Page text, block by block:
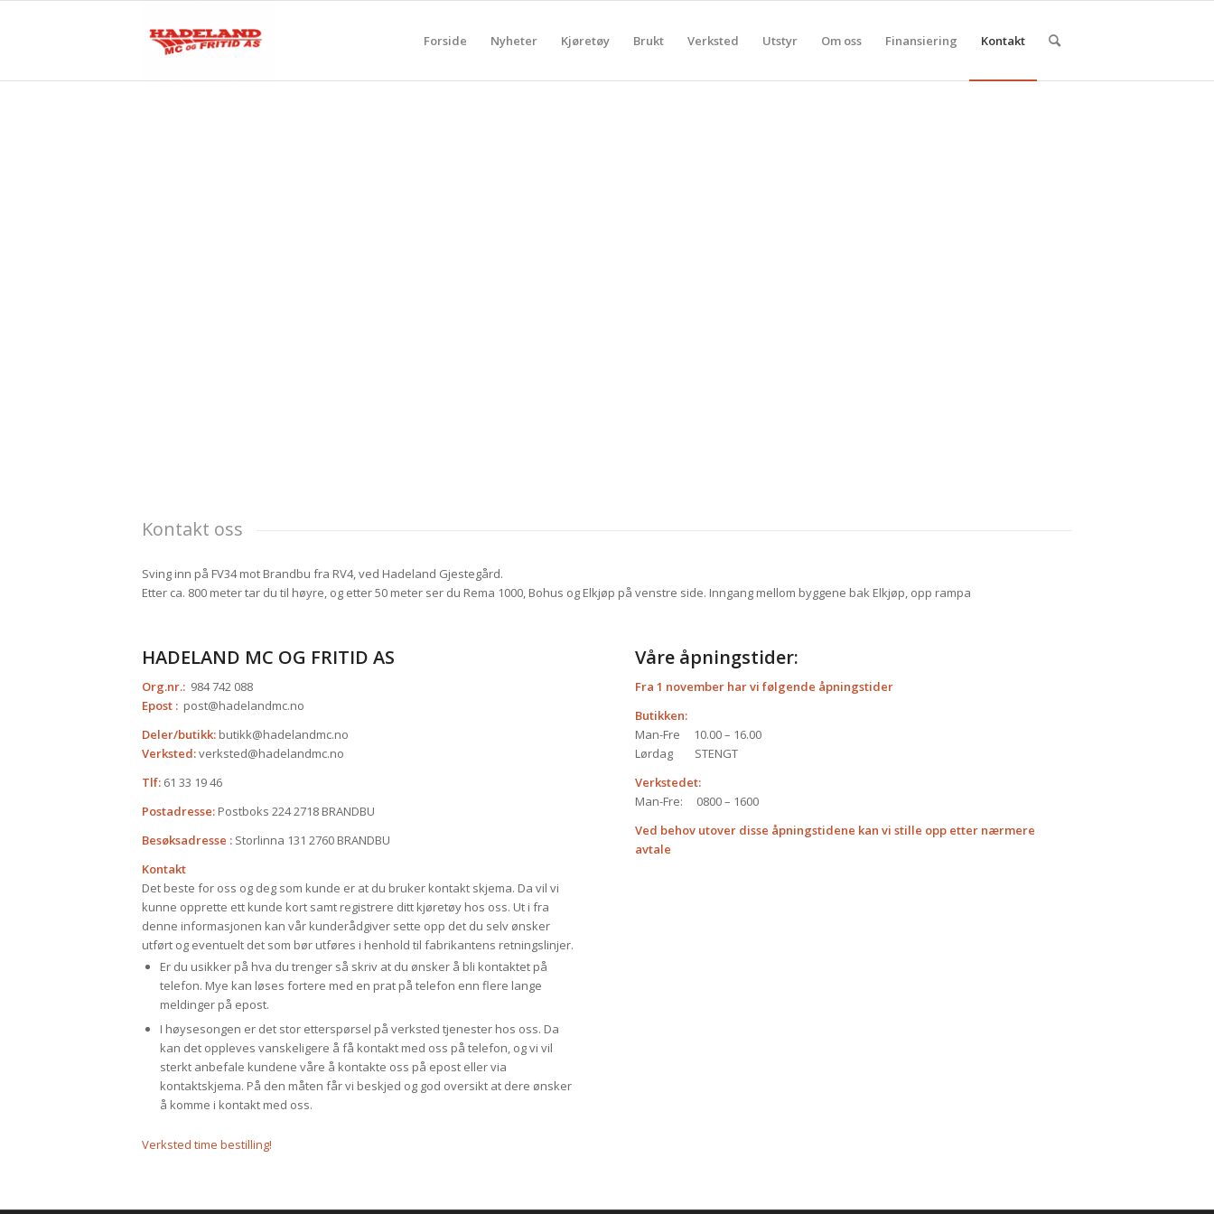
Forside Nyheter Kjøretøy Brukt Verksted Utstyr Om oss Finansiering Kontakt
Kontakt oss
Sving inn på FV34 mot Brandbu fra RV4, ved Hadeland Gjestegård.
Etter ca. 800 meter tar du til høyre, og etter 50 meter ser du Rema 1000, Bohus og Elkjøp på venstre side. Inngang mellom byggene bak Elkjøp, opp rampa
HADELAND MC OG FRITID AS
Org.nr.: 984 742 088
Epost : post@hadelandmc.no
Deler/butikk: butikk@hadelandmc.no
Verksted:verksted@hadelandmc.no
Tlf: 61 33 19 46
Postadresse: Postboks 224 2718 BRANDBU
Besøksadresse : Storlinna 131 2760 BRANDBU
Kontakt
Det beste for oss og deg som kunde er at du bruker kontakt skjema. Da vil vi
kunne opprette ett kunde kort samt registrere ditt kjøretøy hos oss. Ut i fra
denne informasjonen kan vår kunderådgiver sette opp det du selv ønsker
utført og eventuelt det som bør utføres i henhold til fabrikantens retningslinjer.
Er du usikker på hva du trenger så skriv at du ønsker å bli kontaktet på
telefon. Mye kan løses fortere med en prat på telefon enn flere lange
meldinger på epost.
I høysesongen er det stor etterspørsel på verksted tjenester hos oss. Da
kan det oppleves vanskeligere å få kontakt med oss på telefon, og vi vil
sterkt anbefale kundene våre å kontakte oss på epost eller via
kontaktskjema. På den måten får vi beskjed og god oversikt at dere ønsker
å komme i kontakt med oss.
Verksted time bestilling!
Våre åpningstider:
Fra 1 november har vi følgende åpningstider
Butikken:
Man-Fre 10.00 – 16.00
Lørdag STENGT
Verkstedet:
Man-Fre: 0800 – 1600
Ved behov utover disse åpningstidene kan vi stille opp etter nærmere
avtale